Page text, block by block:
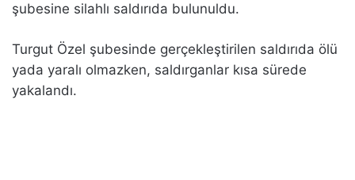
şubesine silahlı saldırıda bulunuldu.
Turgut Özel şubesinde gerçekleştirilen saldırıda ölü
yada yaralı olmazken, saldırganlar kısa sürede
yakalandı.